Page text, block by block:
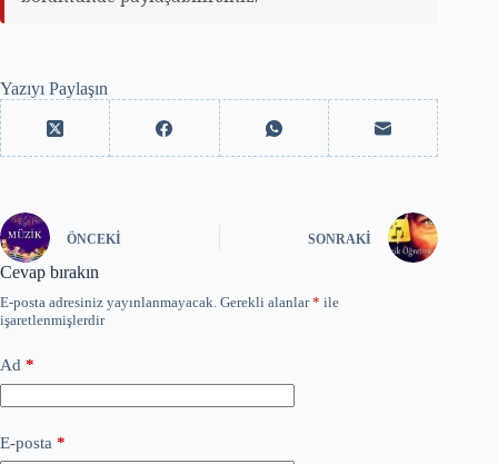
Yazıyı Paylaşın
ÖNCEKI SONRAKI
Cevap bırakın
E-posta adresiniz yayınlanmayacak. Gerekli alanlar* ile
işaretlenmişlerdir
Ad *
E-posta *